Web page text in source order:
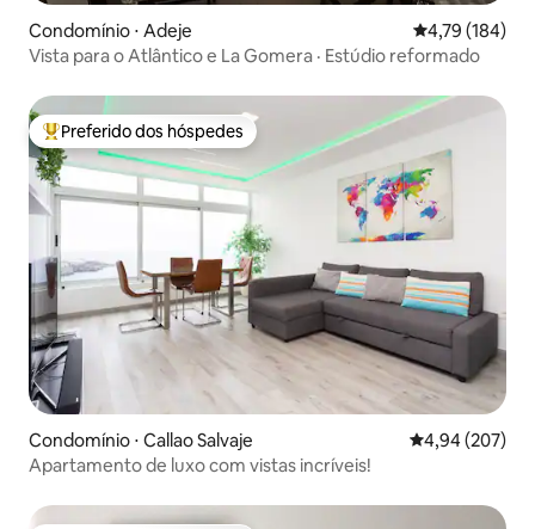
Condomínio ⋅ Adeje 4,79 de uma
4,79 (184)
Vista para o Atlântico e La Gomera · Estúdio reformado
Entre os melhores preferidos dos hóspedes
Preferido dos hóspedes
Condomínio ⋅ Callao Salvaje 4,94 de uma
4,94 (207)
Apartamento de luxo com vistas incríveis!